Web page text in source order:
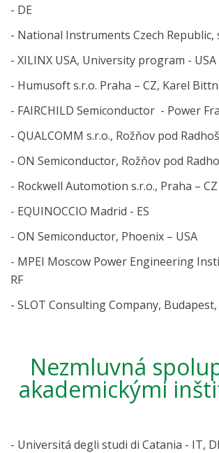
- DE
- National Instruments Czech Republic,
- XILINX USA, University program - USA
- Humusoft s.r.o. Praha – CZ, Karel
- FAIRCHILD Semiconductor - Power
- QUALCOMM s.r.o., Rožňov pod
- ON Semiconductor, Rožňov pod
- Rockwell Automotion s.r.o., Praha – CZ
- EQUINOCCIO Madrid - ES
- ON Semiconductor, Phoenix – USA
- MPEI Moscow Power Engineering
RF
- SLOT Consulting Company, Budapest,
Nezmluvná
akademickými
- Universitá degli studi di Catania - IT,